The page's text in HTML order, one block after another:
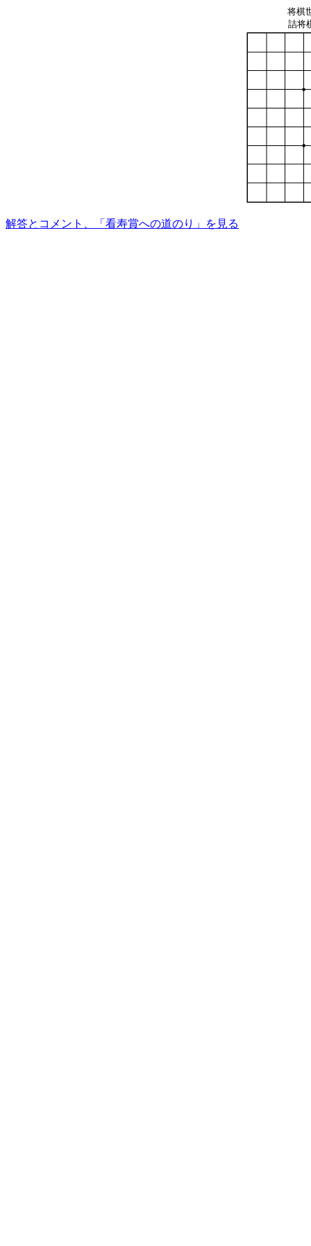
将棋
詰将
解答とコメント、「看寿賞への道のり」を見る